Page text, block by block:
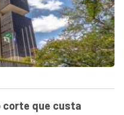
corte que custa